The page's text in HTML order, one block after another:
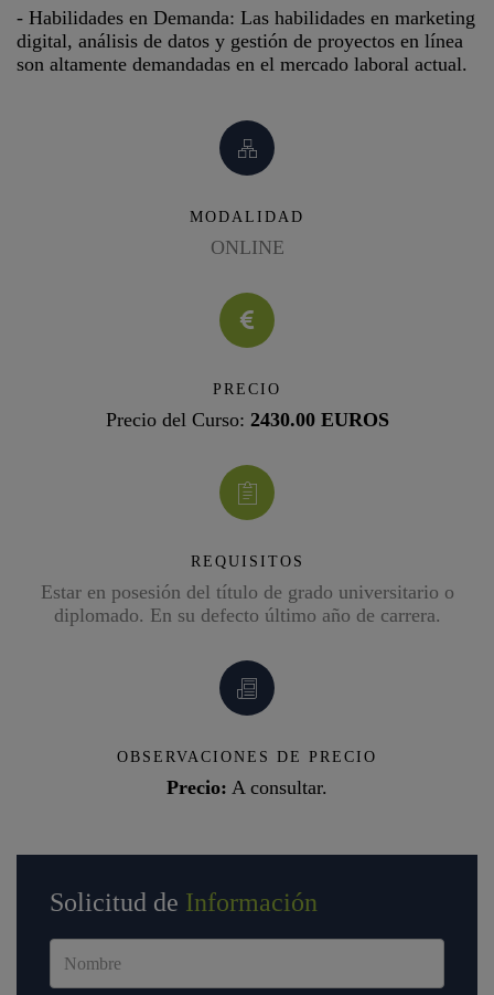
- Habilidades en Demanda: Las habilidades en marketing
digital, análisis de datos y gestión de proyectos en línea
son altamente demandadas en el mercado laboral actual.
MODALIDAD
ONLINE
PRECIO
Precio del Curso: 2430.00 EUROS
REQUISITOS
Estar en posesión del título de grado universitario o
diplomado. En su defecto último año de carrera.
OBSERVACIONES DE PRECIO
Precio: A consultar.
Solicitud de Información